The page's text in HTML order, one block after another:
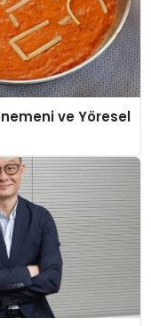
ve Yöresel